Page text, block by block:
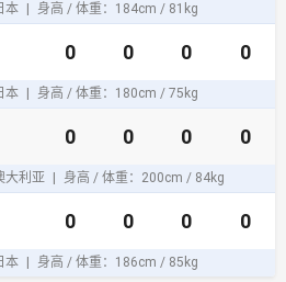
本 身高 / 体重：184cm / 81kg
0 0 0 0
本 身高 / 体重：180cm / 75kg
0 0 0 0
大利亚 身高 / 体重：200cm / 84kg
0 0 0 0
本 身高 / 体重：186cm / 85kg